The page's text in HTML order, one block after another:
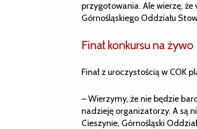
przygotowania. Ale wierzę,
Górnośląskiego Oddziału
Finał konkursu na żywo
Finał z uroczystością w COK
– Wierzymy, że nie będzie
nadzieję organizatorzy. A są
Cieszynie, Górnośląski